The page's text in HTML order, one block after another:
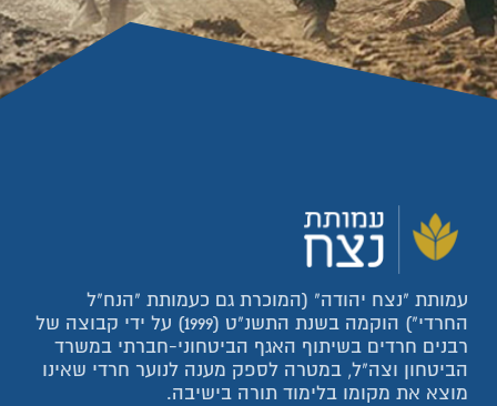
עמותת "נצח יהודה" (המוכרת גם כעמותת "הנח"ל
החרדי") הוקמה בשנת התשנ"ט (1999) על ידי קבוצה של
רבנים חרדים בשיתוף האגף הביטחוני-חברתי במשרד
הביטחון וצה"ל, במטרה לספק מענה לנוער חרדי שאינו
מוצא את מקומו בלימוד תורה בישיבה.